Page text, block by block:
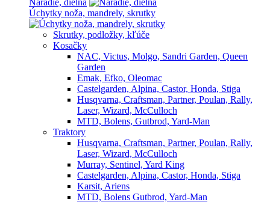
Náradie, dielňa
Úchytky noža, mandrely, skrutky
Skrutky, podložky, kľúče
Kosačky
NAC, Victus, Molgo, Sandri Garden, Queen
Garden
Emak, Efko, Oleomac
Castelgarden, Alpina, Castor, Honda, Stiga
Husqvarna, Craftsman, Partner, Poulan, Rally,
Laser, Wizard, McCulloch
MTD, Bolens, Gutbrod, Yard-Man
Traktory
Husqvarna, Craftsman, Partner, Poulan, Rally,
Laser, Wizard, McCulloch
Murray, Sentinel, Yard King
Castelgarden, Alpina, Castor, Honda, Stiga
Karsit, Ariens
MTD, Bolens Gutbrod, Yard-Man